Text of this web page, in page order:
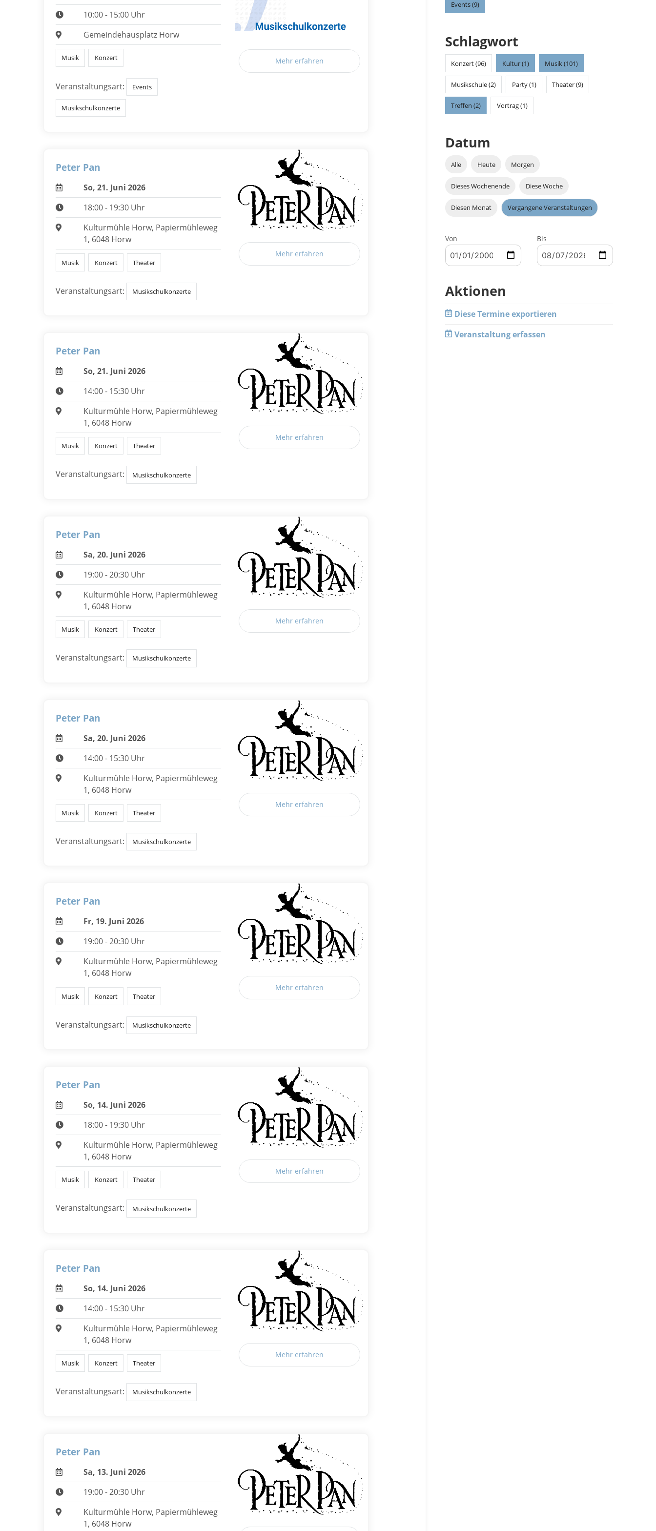
10:00 - 15:00 Uhr
Gemeindehausplatz Horw
Musik Konzert
Veranstaltungsart: Events
Musikschulkonzerte
Mehr erfahren
Peter Pan
So, 21. Juni 2026
18:00 - 19:30 Uhr
Kulturmühle Horw, Papiermühleweg
1, 6048 Horw
Musik Konzert Theater
Veranstaltungsart: Musikschulkonzerte
Mehr erfahren
Peter Pan
So, 21. Juni 2026
14:00 - 15:30 Uhr
Kulturmühle Horw, Papiermühleweg
1, 6048 Horw
Musik Konzert Theater
Veranstaltungsart: Musikschulkonzerte
Mehr erfahren
Peter Pan
Sa, 20. Juni 2026
19:00 - 20:30 Uhr
Kulturmühle Horw, Papiermühleweg
1, 6048 Horw
Musik Konzert Theater
Veranstaltungsart: Musikschulkonzerte
Mehr erfahren
Peter Pan
Sa, 20. Juni 2026
14:00 - 15:30 Uhr
Kulturmühle Horw, Papiermühleweg
1, 6048 Horw
Musik Konzert Theater
Veranstaltungsart: Musikschulkonzerte
Mehr erfahren
Peter Pan
Fr, 19. Juni 2026
19:00 - 20:30 Uhr
Kulturmühle Horw, Papiermühleweg
1, 6048 Horw
Musik Konzert Theater
Veranstaltungsart: Musikschulkonzerte
Mehr erfahren
Peter Pan
So, 14. Juni 2026
18:00 - 19:30 Uhr
Kulturmühle Horw, Papiermühleweg
1, 6048 Horw
Musik Konzert Theater
Veranstaltungsart: Musikschulkonzerte
Mehr erfahren
Peter Pan
So, 14. Juni 2026
14:00 - 15:30 Uhr
Kulturmühle Horw, Papiermühleweg
1, 6048 Horw
Musik Konzert Theater
Veranstaltungsart: Musikschulkonzerte
Mehr erfahren
Peter Pan
Sa, 13. Juni 2026
19:00 - 20:30 Uhr
Kulturmühle Horw, Papiermühleweg
1, 6048 Horw
Events (9)
Schlagwort
Konzert (96) Kultur (1) Musik (101)
Musikschule (2) Party (1) Theater (9)
Treffen (2) Vortrag (1)
Datum
Alle Heute Morgen
Dieses Wochenende Diese Woche
Diesen Monat Vergangene Veranstaltungen
Von Bis
Aktionen
Diese Termine exportieren
Veranstaltung erfassen